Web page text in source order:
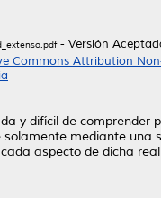
- Versión
Commons Attribution
y difícil de comprender
mediante
aspecto de dicha